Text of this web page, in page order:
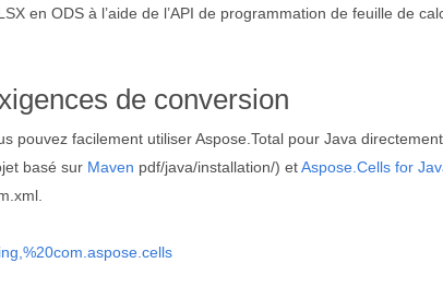
en ODS à l’aide de l’API de programmation de feuille de
de conversion
pouvez facilement utiliser Aspose.Total pour Java
basé sur Maven pdf/java/installation/) etAspose.Cells for